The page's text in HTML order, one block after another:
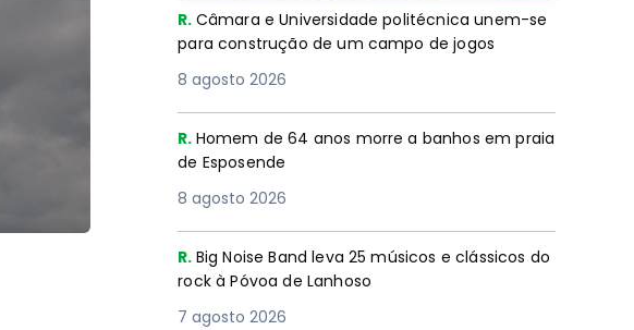
R. Câmara e Universidade politécnica unem-se
para construção de um campo de jogos
8 agosto 2026
R. Homem de 64 anos morre a banhos em praia
de Esposende
8 agosto 2026
R. Big Noise Band leva 25 músicos e clássicos do
rock à Póvoa de Lanhoso
7 agosto 2026